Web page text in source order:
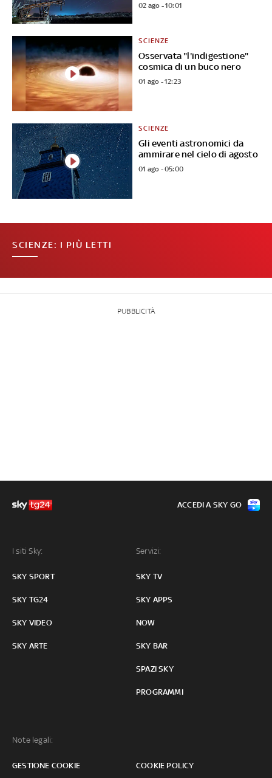
02 ago - 10:01
Osservata "l'indigestione"
cosmica di un buco nero
SCIENZE
01 ago - 12:23
Gli eventi astronomici da
ammirare nel cielo di agosto
SCIENZE
01 ago - 05:00
SCIENZE: I PIÙ LETTI
PUBBLICITÀ
I siti Sky:
SKY SPORT
SKY TG24
SKY VIDEO
SKY ARTE
Servizi:
SKY TV
SKY APPS
NOW
SKY BAR
SPAZI SKY
PROGRAMMI
Note legali:
GESTIONE COOKIE COOKIE POLICY
ACCEDI A SKY GO